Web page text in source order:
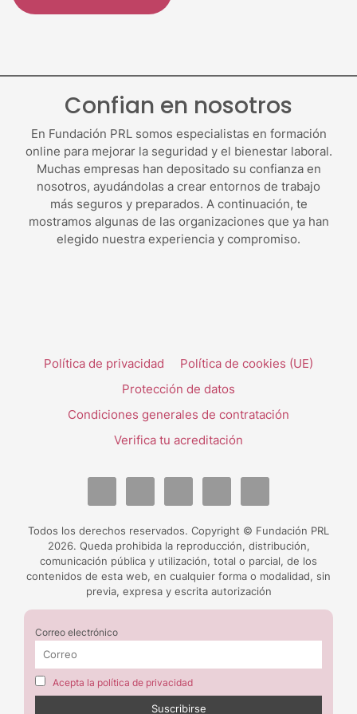
Confian en nosotros
En Fundación PRL somos especialistas en formación
online para mejorar la seguridad y el bienestar laboral.
Muchas empresas han depositado su confianza en
nosotros, ayudándolas a crear entornos de trabajo
más seguros y preparados. A continuación, te
mostramos algunas de las organizaciones que ya han
elegido nuestra experiencia y compromiso.
Política de privacidad
Política de cookies (UE)
Protección de datos
Condiciones generales de contratación
Verifica tu acreditación
Todos los derechos reservados. Copyright © Fundación PRL
2026. Queda prohibida la reproducción, distribución,
comunicación pública y utilización, total o parcial, de los
contenidos de esta web, en cualquier forma o modalidad, sin
previa, expresa y escrita autorización
Correo electrónico
Acepta la política de privacidad